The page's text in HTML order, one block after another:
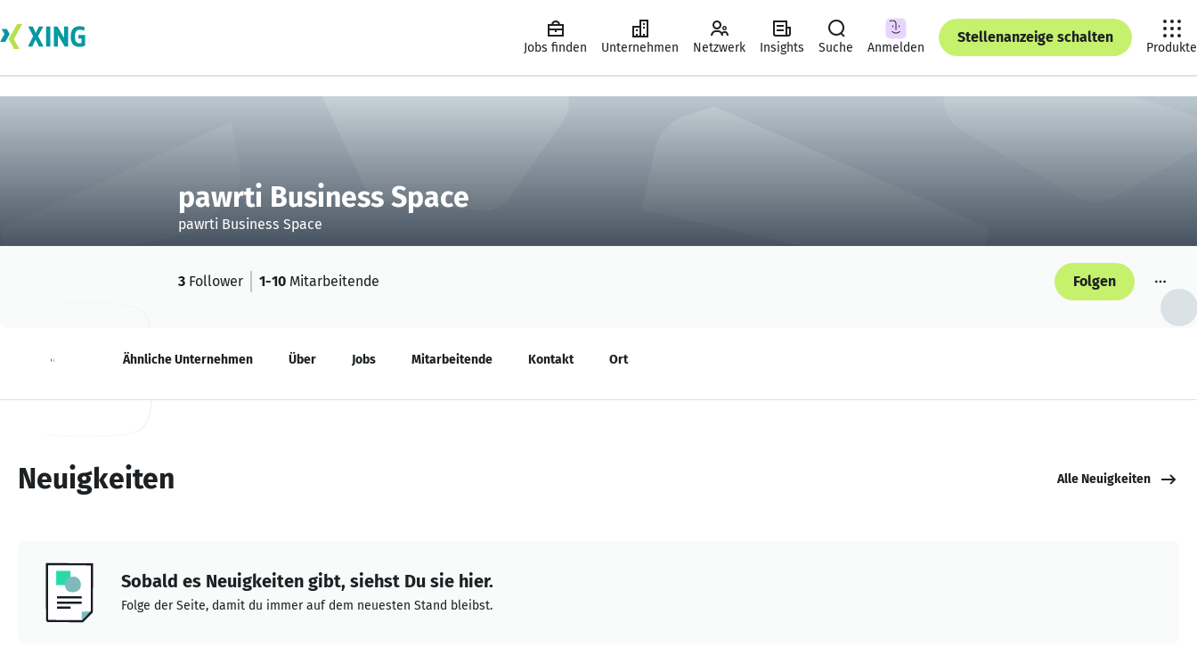
Jobs finden Unternehmen Netzwerk Insights Suche Anmelden
Stellenanzeige schalten
Produkte
pawrti Business Space
pawrti Business Space
3 Follower 1-10 Mitarbeitende Folgen
Neuigkeiten Ähnliche Unternehmen Über Jobs Mitarbeitende Kontakt Ort
Neuigkeiten Alle Neuigkeiten
Sobald es Neuigkeiten gibt, siehst Du sie hier.
Folge der Seite, damit du immer auf dem neuesten Stand bleibst.